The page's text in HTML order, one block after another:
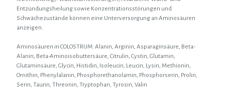
Entzündungsheilung sowie Konzentrationsstörungen und
Schwächezustände können eine Unterversorgung an Aminosäuren
anzeigen.
Aminosäuren in COLOSTRUM: Alanin, Arginin, Asparaginsäure, Beta-
Alanin, Beta-Aminoisobuttersäure, Citrulin, Cystin, Glutamin,
Glutaminsäure, Glycin, Histidin, Isoleucin, Leucin, Lysin, Methionin,
Ornithin, Phenylalanin, Phosphorethanolamin, Phosphorserin, Prolin,
Serin, Taurin, Threonin, Tryptophan, Tyrosin, Valin